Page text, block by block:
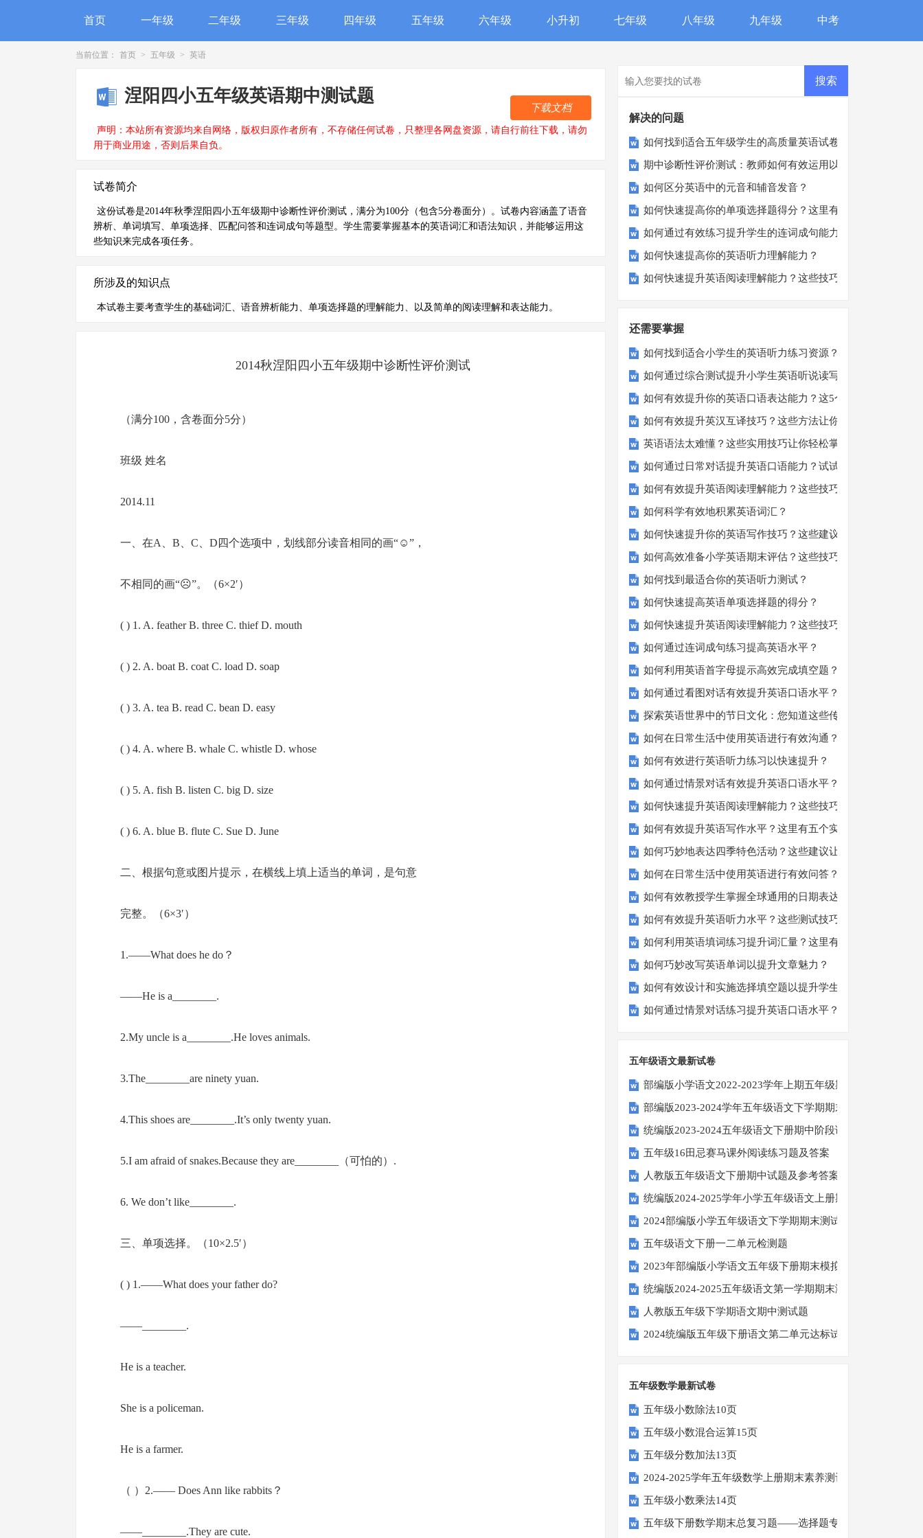
首页 一年级 二年级 三年级 四年级 五年级 六年级 小升初 七年级 八年级 九年级 中考
当前位置： 首页 > 五年级 > 英语
涅阳四小五年级英语期中测试题
声明：本站所有资源均来自网络，版权归原作者所有，不存储任何试卷，只整理各网盘资源，请自行前往下载，请勿
用于商业用途，否则后果自负。
下载文档
试卷简介
这份试卷是2014年秋季涅阳四小五年级期中诊断性评价测试，满分为100分（包含5分卷面分）。试卷内容涵盖了语音
辨析、单词填写、单项选择、匹配问答和连词成句等题型。学生需要掌握基本的英语词汇和语法知识，并能够运用这
些知识来完成各项任务。
所涉及的知识点
本试卷主要考查学生的基础词汇、语音辨析能力、单项选择题的理解能力、以及简单的阅读理解和表达能力。
2014秋涅阳四小五年级期中诊断性评价测试
（满分100，含卷面分5分）
班级 姓名
2014.11
一、在A、B、C、D四个选项中，划线部分读音相同的画“☺”，
不相同的画“☹”。（6×2′）
( ) 1. A. feather B. three C. thief D. mouth
( ) 2. A. boat B. coat C. load D. soap
( ) 3. A. tea B. read C. bean D. easy
( ) 4. A. where B. whale C. whistle D. whose
( ) 5. A. fish B. listen C. big D. size
( ) 6. A. blue B. flute C. Sue D. June
二、根据句意或图片提示，在横线上填上适当的单词，是句意
完整。（6×3′）
1.——What does he do？
——He is a________.
2.My uncle is a________.He loves animals.
3.The________are ninety yuan.
4.This shoes are________.It’s only twenty yuan.
5.I am afraid of snakes.Because they are________（可怕的）.
6. We don’t like________.
三、单项选择。（10×2.5′）
( ) 1.——What does your father do?
——________.
He is a teacher.
She is a policeman.
He is a farmer.
（ ）2.—— Does Ann like rabbits？
——________.They are cute.
解决的问题
如何找到适合五年级学生的高质量英语试卷？
期中诊断性评价测试：教师如何有效运用以提升教学质量？
如何区分英语中的元音和辅音发音？
如何快速提高你的单项选择题得分？这里有你需要知道的一
如何通过有效练习提升学生的连词成句能力？
如何快速提高你的英语听力理解能力？
如何快速提升英语阅读理解能力？这些技巧你必须知道！
还需要掌握
如何找到适合小学生的英语听力练习资源？
如何通过综合测试提升小学生英语听说读写技能？
如何有效提升你的英语口语表达能力？这5个技巧让你说一口
如何有效提升英汉互译技巧？这些方法让你翻译更精准！
英语语法太难懂？这些实用技巧让你轻松掌握！
如何通过日常对话提升英语口语能力？试试这5个方法！
如何有效提升英语阅读理解能力？这些技巧让你事半功倍！
如何科学有效地积累英语词汇？
如何快速提升你的英语写作技巧？这些建议助你一臂之力
如何高效准备小学英语期末评估？这些技巧助你轻松过关！
如何找到最适合你的英语听力测试？
如何快速提高英语单项选择题的得分？
如何快速提升英语阅读理解能力？这些技巧你必须知道！
如何通过连词成句练习提高英语水平？
如何利用英语首字母提示高效完成填空题？
如何通过看图对话有效提升英语口语水平？
探索英语世界中的节日文化：您知道这些传统吗？
如何在日常生活中使用英语进行有效沟通？——实用英语口
如何有效进行英语听力练习以快速提升？
如何通过情景对话有效提升英语口语水平？
如何快速提升英语阅读理解能力？这些技巧你必须知道！
如何有效提升英语写作水平？这里有五个实用建议！
如何巧妙地表达四季特色活动？这些建议让您的活动更加丰
如何在日常生活中使用英语进行有效问答？——实用技巧分享
如何有效教授学生掌握全球通用的日期表达？
如何有效提升英语听力水平？这些测试技巧要知道！
如何利用英语填词练习提升词汇量？这里有5个高效方法值得
如何巧妙改写英语单词以提升文章魅力？
如何有效设计和实施选择填空题以提升学生学习效果？
如何通过情景对话练习提升英语口语水平？
五年级语文最新试卷
部编版小学语文2022-2023学年上期五年级期末试题
部编版2023-2024学年五年级语文下学期期末考前质量冲刺卷
统编版2023-2024五年级语文下册期中阶段调研卷
五年级16田忌赛马课外阅读练习题及答案
人教版五年级语文下册期中试题及参考答案
统编版2024-2025学年小学五年级语文上册期中试卷
2024部编版小学五年级语文下学期期末测试卷
五年级语文下册一二单元检测题
2023年部编版小学语文五年级下册期末模拟题
统编版2024-2025五年级语文第一学期期末测试卷
人教版五年级下学期语文期中测试题
2024统编版五年级下册语文第二单元达标试题
五年级数学最新试卷
五年级小数除法10页
五年级小数混合运算15页
五年级分数加法13页
2024-2025学年五年级数学上册期末素养测评卷（考试版A4
五年级小数乘法14页
五年级下册数学期末总复习题——选择题专项练习